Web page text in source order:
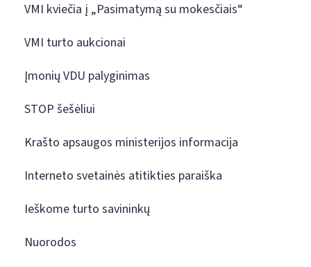
VMI kviečia į „Pasimatymą su mokesčiais“
VMI turto aukcionai
Įmonių VDU palyginimas
STOP šešėliui
Krašto apsaugos ministerijos informacija
Interneto svetainės atitikties paraiška
Ieškome turto savininkų
Nuorodos